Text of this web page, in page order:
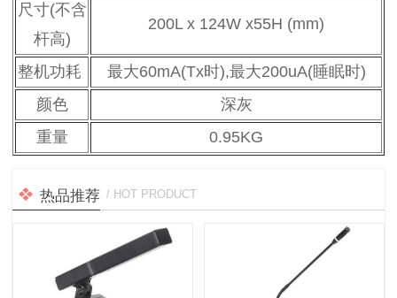
尺寸(不含
杆高)
200L x 124W x55H (mm)
整机功耗
最大60mA(Tx时),最大200uA(睡眠时)
颜色
深灰
重量
0.95KG
热品推荐 / HOT PRODUCT